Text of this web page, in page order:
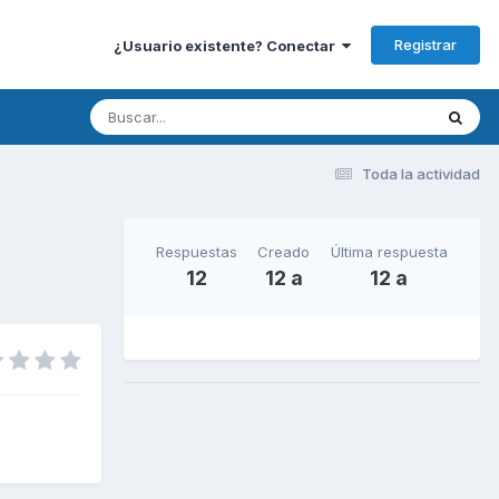
¿Usuario existente? Conectar Registrar
Toda la actividad
Respuestas
12
Creado
12 a
Última respuesta
12 a